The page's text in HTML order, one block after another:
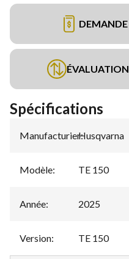
Spécifications
Manufacturier:
Husqvarna
Modèle: TE 150
Année: 2025
Version: TE 150